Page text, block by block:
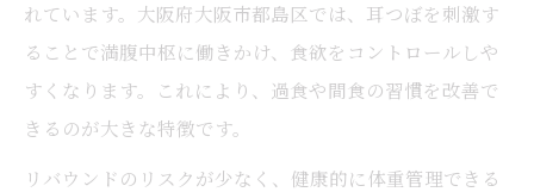
れています。大阪府大阪市都島区では、耳つぼを刺激す
ることで満腹中枢に働きかけ、食欲をコントロールしや
すくなります。これにより、過食や間食の習慣を改善で
きるのが大きな特徴です。
リバウンドのリスクが少なく、健康的に体重管理できる